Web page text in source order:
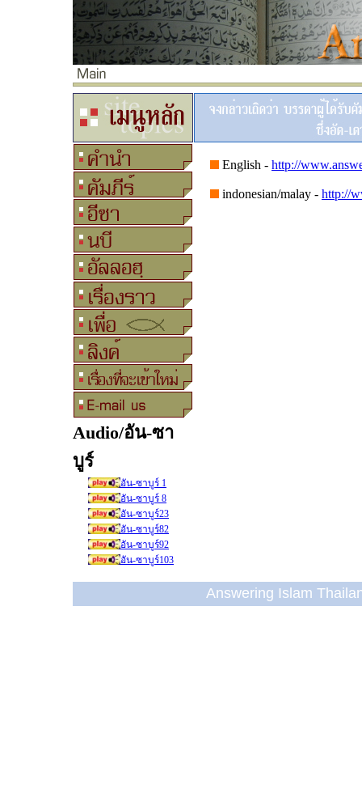
Audio/อัน-ซา
บูร์
อัน-ซาบูร์ 1
อัน-ซาบูร์ 8
อัน-ซาบูร์23
อัน-ซาบูร์82
อัน-ซาบูร์92
อัน-ซาบูร์103
English - http://
indonesian/malay - http://
Answering Islam